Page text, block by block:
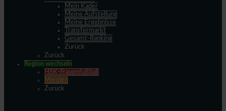
Mein Kader
Meine Aufstellung
Meine Ergebnisse
Transfermarkt
Gesamt-Ranking
Zurück
Zurück
Region wechseln
HSK-Frauenfußball
Menden
Zurück